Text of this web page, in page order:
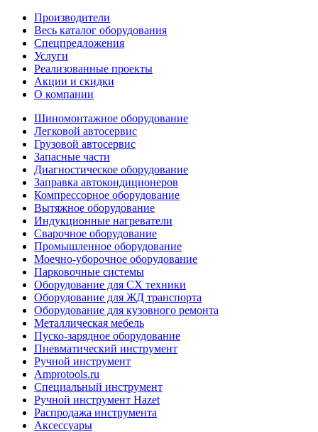
Производители
Весь каталог оборудования
Спецпредложения
Услуги
Реализованные проекты
Акции и скидки
О компании
Шиномонтажное оборудование
Легковой автосервис
Грузовой автосервис
Запасные части
Диагностическое оборудование
Заправка автокондиционеров
Компрессорное оборудование
Вытяжное оборудование
Индукционные нагреватели
Сварочное оборудование
Промышленное оборудование
Моечно-уборочное оборудование
Парковочные системы
Оборудование для СХ техники
Оборудование для ЖД транспорта
Оборудование для кузовного ремонта
Металлическая мебель
Пуско-зарядное оборудование
Пневматический инструмент
Ручной инструмент
Amprotools.ru
Специальный инструмент
Ручной инструмент Hazet
Распродажа инструмента
Аксессуары